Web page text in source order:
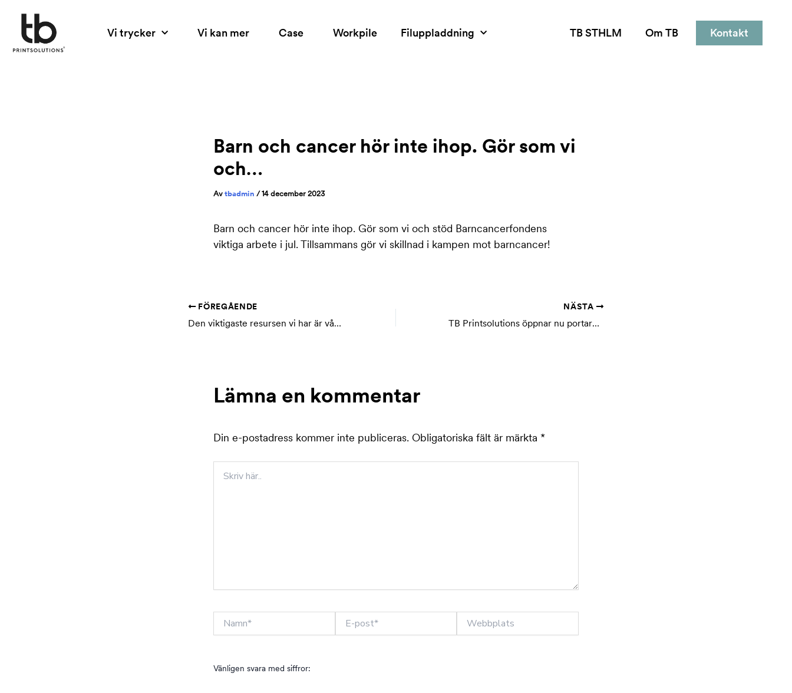
innehåll
Vi trycker Vi kan mer Case Workpile Filuppladdning TB STHLM Om TB Kontakt
Barn och cancer hör inte ihop. Gör som vi
och…
Av tbadmin /14 december 2023
Barn och cancer hör inte ihop. Gör som vi och stöd Barncancerfondens
viktiga arbete i jul. Tillsammans gör vi skillnad i kampen mot barncancer!
FÖREGÅENDE
Den viktigaste resursen vi har är våra engagerade medarbetare. På…
NÄSTA
TB Printsolutions öppnar nu portarna till TB Print STHLM. Hit…
Lämna en kommentar
Din e-postadress kommer inte publiceras. Obligatoriska fält är märkta *
här..
post*
Vänligen svara med siffror: